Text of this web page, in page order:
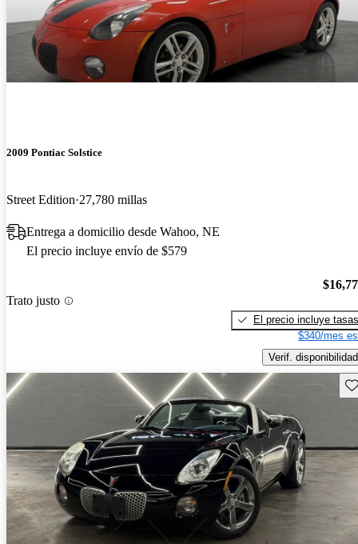
2009 Pontiac Solstice
Street Edition 27,780 millas
Entrega a domicilio desde Wahoo, NE
El precio incluye envío de $579
Trato justo
El precio incluye tasas
$340/mes
Verif. disponibilidad